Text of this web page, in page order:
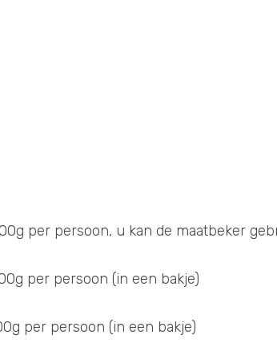
per persoon, u kan de maatbeker
2= 500g per persoon (in een bakje)
3= 500g per persoon (in een bakje)